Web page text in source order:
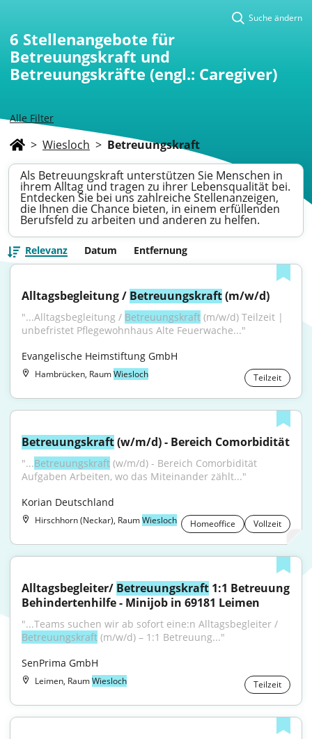
Alle Filter
Suche ändern
6 Stellenangebote für
Betreuungskraft und
Betreuungskräfte (engl.: Caregiver)
> Wiesloch > Betreuungskraft
Als Betreuungskraft unterstützen Sie Menschen in
ihrem Alltag und tragen zu ihrer Lebensqualität bei.
Entdecken Sie bei uns zahlreiche Stellenanzeigen,
die Ihnen die Chance bieten, in einem erfüllenden
Berufsfeld zu arbeiten und anderen zu helfen.
Relevanz Datum Entfernung
Alltagsbegleitung / Betreuungskraft (m/w/d)
"...Alltagsbegleitung / Betreuungskraft (m/w/d) Teilzeit |
unbefristet Pflegewohnhaus Alte Feuerwache..."
Evangelische Heimstiftung GmbH
Hambrücken, RaumWiesloch Teilzeit
Betreuungskraft (w/m/d) - Bereich Comorbidität
"...Betreuungskraft (w/m/d) - Bereich Comorbidität
Aufgaben Arbeiten, wo das Miteinander zählt..."
Korian Deutschland
Hirschhorn (Neckar), RaumWiesloch Homeoffice Vollzeit
Alltagsbegleiter/ Betreuungskraft 1:1 Betreuung
Behindertenhilfe - Minijob in 69181 Leimen
Betreuungskraft (m/w/d) – 1:1 Betreuung..."
SenPrima GmbH
Leimen, RaumWiesloch Teilzeit